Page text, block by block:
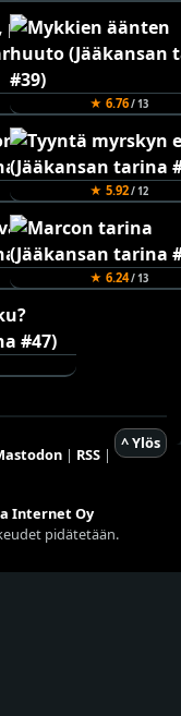
★ 6.76/ 13
★ 5.92/ 12
★ 6.24/ 13
^ Ylös
| RSS|
Internet Oy
pidätetään.